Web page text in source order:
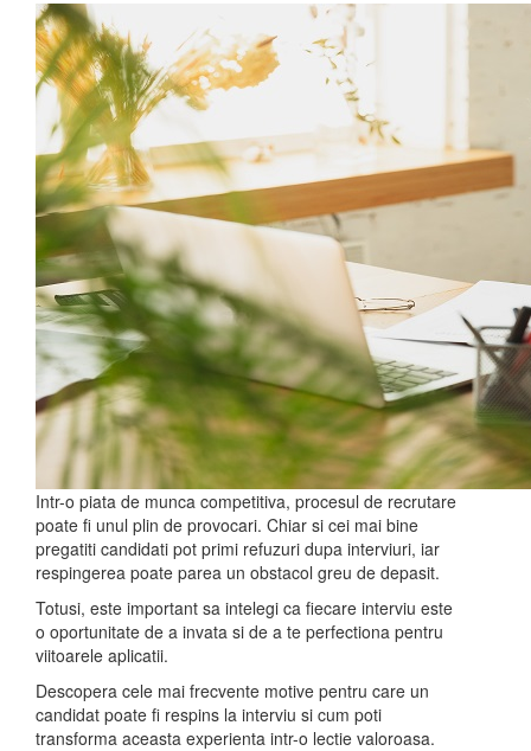
Intr-o piata de munca competitiva, procesul de recrutare
poate fi unul plin de provocari. Chiar si cei mai bine
pregatiti candidati pot primi refuzuri dupa interviuri, iar
respingerea poate parea un obstacol greu de depasit.
Totusi, este important sa intelegi ca fiecare interviu este
o oportunitate de a invata si de a te perfectiona pentru
viitoarele aplicatii.
Descopera cele mai frecvente motive pentru care un
candidat poate fi respins la interviu si cum poti
transforma aceasta experienta intr-o lectie valoroasa.